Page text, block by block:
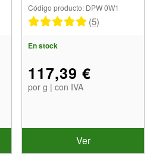
Código producto: DPW 0W1
(5)
En stock
117,39 €
por g | con IVA
Ver